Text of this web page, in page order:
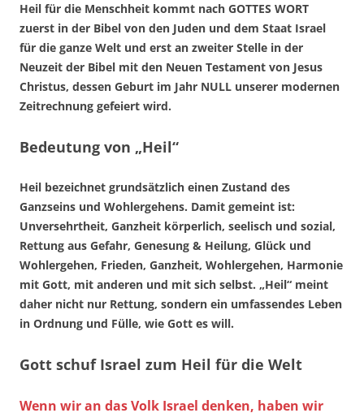
Heil für die Menschheit kommt nach GOTTES WORT
zuerst in der Bibel von den Juden und dem Staat Israel
für die ganze Welt und erst an zweiter Stelle in der
Neuzeit der Bibel mit den Neuen Testament von Jesus
Christus, dessen Geburt im Jahr NULL unserer modernen
Zeitrechnung gefeiert wird.
Bedeutung von „Heil“
Heil bezeichnet grundsätzlich einen Zustand des
Ganzseins und Wohlergehens. Damit gemeint ist:
Unversehrtheit, Ganzheit körperlich, seelisch und sozial,
Rettung aus Gefahr, Genesung & Heilung, Glück und
Wohlergehen, Frieden, Ganzheit, Wohlergehen, Harmonie
mit Gott, mit anderen und mit sich selbst. „Heil“ meint
daher nicht nur Rettung, sondern ein umfassendes Leben
in Ordnung und Fülle, wie Gott es will.
Gott schuf Israel zum Heil für die Welt
Wenn wir an das Volk Israel denken, haben wir